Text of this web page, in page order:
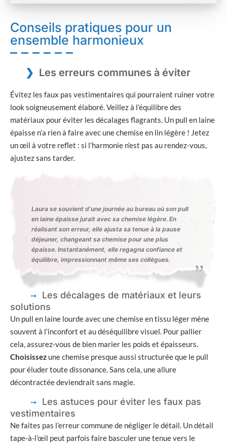
Conseils pratiques pour un
ensemble harmonieux
Les erreurs communes à éviter
Évitez les faux pas vestimentaires qui pourraient ruiner votre
look soigneusement élaboré. Veillez à l’équilibre des
matériaux pour éviter les décalages flagrants. Un pull en laine
épaisse n’a rien à faire avec une chemise en lin légère ! Jetez
un œil à votre reflet : si l’harmonie n’est pas au rendez-vous,
ajustez sans tarder.
Laura se souvient d’une journée au bureau où son pull
en laine épaisse jurait avec sa chemise légère. En
réalisant son erreur, elle ajusta sa tenue à la pause
déjeuner, changeant sa chemise pour une plus
épaisse. Instantanément, elle regagna confiance et
équilibre, impressionnant même ses collègues.
Les décalages de matériaux et leurs
solutions
Un pull en laine lourde avec une chemise en tissu léger mène
souvent à l’inconfort et au déséquilibre visuel. Pour pallier
cela, assurez-vous de bien marier les poids et épaisseurs.
Choisissez une chemise presque aussi structurée que le pull
pour éluder toute dissonance. Sans cela, une allure
décontractée deviendrait sans magie.
Les astuces pour éviter les faux pas
vestimentaires
Ne faites pas l’erreur commune de négliger le détail. Un détail
tape-à-l’œil peut parfois faire basculer une tenue vers le